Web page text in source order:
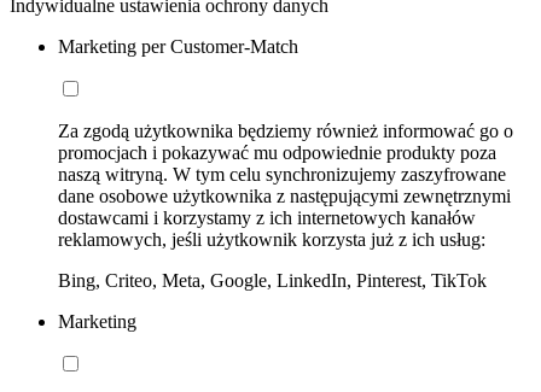
Indywidualne ustawienia ochrony danych
Marketing per Customer-Match
Za zgodą użytkownika będziemy również informować go o
promocjach i pokazywać mu odpowiednie produkty poza
naszą witryną. W tym celu synchronizujemy zaszyfrowane
dane osobowe użytkownika z następującymi zewnętrznymi
dostawcami i korzystamy z ich internetowych kanałów
reklamowych, jeśli użytkownik korzysta już z ich usług:
Bing, Criteo, Meta, Google, LinkedIn, Pinterest, TikTok
Marketing